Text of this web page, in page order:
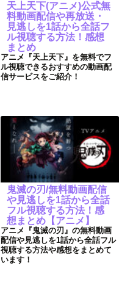
天上天下(アニメ)公式無
料動画配信や再放送・
見逃しを1話から全話フ
ル視聴する方法！感想
まとめ
アニメ『天上天下』を無料でフ
ル視聴できるおすすめの動画配
信サービスをご紹介！
鬼滅の刃/無料動画配信
や見逃しを1話から全話
フル視聴する方法！感
想まとめ【アニメ】
アニメ『鬼滅の刃』の無料動画
配信や見逃しを1話から全話フル
視聴する方法や感想をまとめて
います！